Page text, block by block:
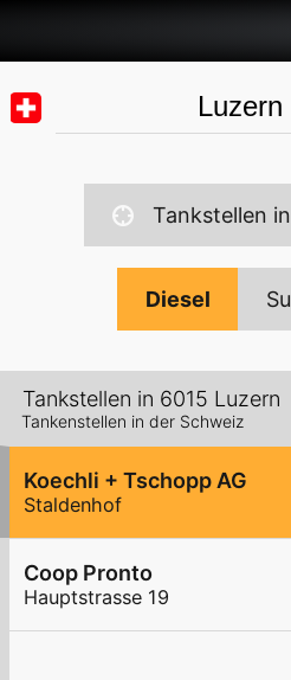
Tankstellen
Diesel
Tankstellen in 6015 Luzern
Tankenstellen in der Schweiz
Koechli + Tschopp AG
Staldenhof
Coop Pronto
Hauptstrasse 19